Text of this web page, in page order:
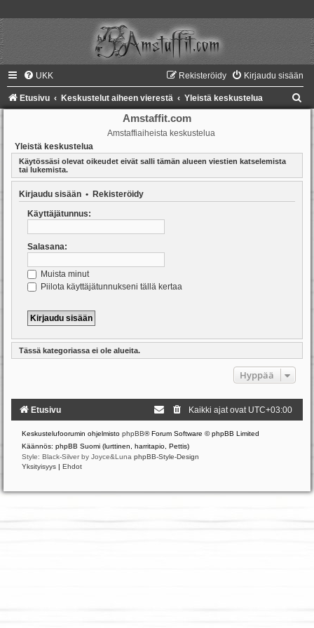
UKK Kirjaudu sisään
Rekisteröidy
Etusivu Keskustelut aiheen vierestä Yleistä keskustelua
Amstaffit.com
Amstaffiaiheista keskustelua
Yleistä keskustelua
Käytössäsi olevat oikeudet eivät salli tämän alueen viestien katselemista
tai lukemista.
Kirjaudu sisään • Rekisteröidy
Käyttäjätunnus:
Salasana:
Muista minut
Piilota käyttäjätunnukseni tällä kertaa
Tässä kategoriassa ei ole alueita.
Hyppää
Etusivu Kaikki ajat ovat UTC+03:00
Keskustelufoorumin ohjelmisto phpBB® Forum Software © phpBB Limited
Käännös: phpBB Suomi (lurttinen, harritapio, Pettis)
Style: Black-Silver by Joyce&Luna phpBB-Style-Design
Yksityisyys | Ehdot